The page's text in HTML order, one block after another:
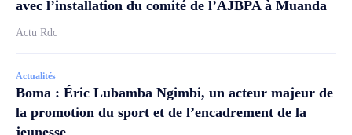
avec l’installation du comité de l’AJBPA à Muanda
Actu Rdc
Actualités
Boma : Éric Lubamba Ngimbi, un acteur majeur de
la promotion du sport et de l’encadrement de la